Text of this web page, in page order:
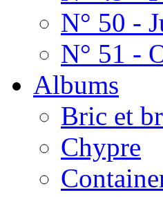
N° 50 -
N° 51 -
Albums
Bric et
Chypre